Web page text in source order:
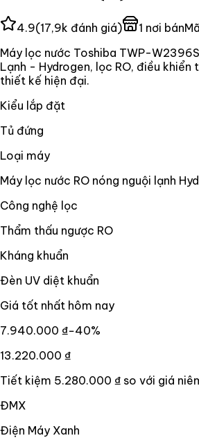
4.9(17,9k đánh giá) 1 nơi bán
Máy lọc nước Toshiba TWP-
Lạnh - Hydrogen, lọc RO, điều khiển
thiết kế hiện đại.
Kiểu lắp đặt
Tủ đứng
Loại máy
Máy lọc nước RO nóng nguội lạnh
Công nghệ lọc
Thẩm thấu ngược RO
Kháng khuẩn
Đèn UV diệt khuẩn
Giá tốt nhất hôm nay
7.940.000 ₫−40%
13.220.000 ₫
Tiết kiệm 5.280.000 ₫ so với giá
ĐMX
Điện Máy Xanh